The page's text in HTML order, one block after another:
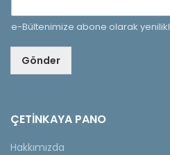
e-Bültenimize abone olarak
Gönder
ÇETINKAYA PANO
Hakkımızda